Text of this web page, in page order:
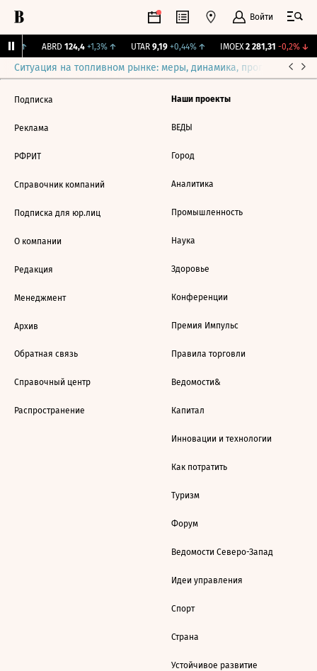
Войти
↑ ABRD 124,4 +1,3%↑ UTAR 9,19 +0,44%↑ IMOEX 2 281,31 -0,2%↓
Ситуация на топливном рынке: меры, динамика, прогнозы
Подписка
Реклама
РФРИТ
Справочник компаний
Подписка для юр.лиц
О компании
Редакция
Менеджмент
Архив
Обратная связь
Справочный центр
Распространение
Наши проекты
ВЕДЫ
Город
Аналитика
Промышленность
Наука
Здоровье
Конференции
Премия Импульс
Правила торговли
Ведомости&
Капитал
Инновации и технологии
Как потратить
Туризм
Форум
Ведомости Северо-Запад
Идеи управления
Спорт
Страна
Устойчивое развитие